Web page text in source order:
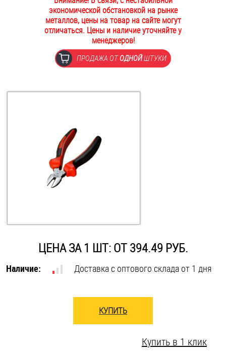
ОПЛАТА И ДОСТАВКА
НАШИ МАГАЗИНЫ
Втулки
Дюймовый крепёж
Инструмент
Крюки, кольца с метрической резьбой
Оснастка и аксессуары для яхт
Саморезы и шурупы
экономической обстановкой на рынке
металлов, цены на товар на сайте могут
отличаться. Цены и наличие уточняйте у
менеджеров!
ПРОДАЖА ОТОДНОЙШТУКИ
ЦЕНА ЗА 1 ШТ: ОТ 394.49 РУБ.
Наличие: Доставка с оптового склада от 1 дня
КУПИТЬ
Купить в 1 клик